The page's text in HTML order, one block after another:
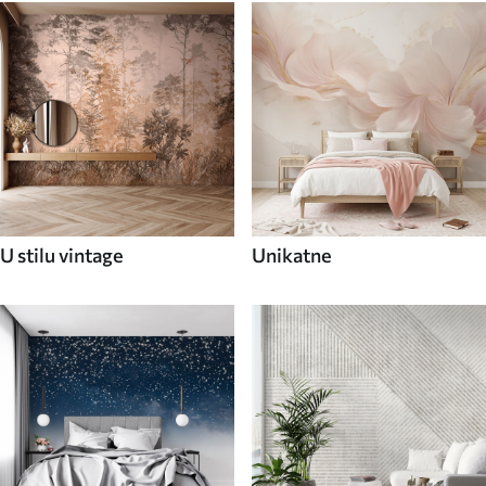
U stilu vintage Unikatne